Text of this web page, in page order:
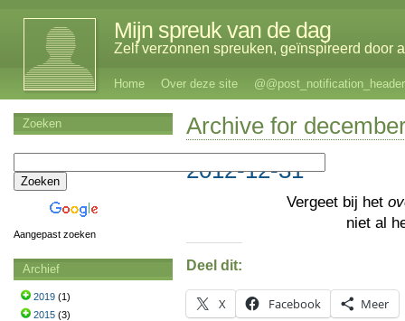
Mijn spreuk van de dag
Zelf verzonnen spreuken, geïnspireerd door
Home Over deze site @@post_notification_header
Archive for
2012-12-31
Vergeet bij het
niet al
Deel dit:
X Facebook Meer
Zoeken
Aangepast zoeken
Archief
2019 (1)
2015 (3)